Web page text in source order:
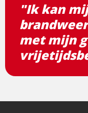
"Ik kan
met mijn